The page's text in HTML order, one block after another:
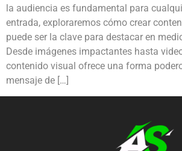
la audiencia es fundamental para
entrada, exploraremos cómo crear
puede ser la clave para destacar en
Desde imágenes impactantes hasta
contenido visual ofrece una forma
mensaje de […]